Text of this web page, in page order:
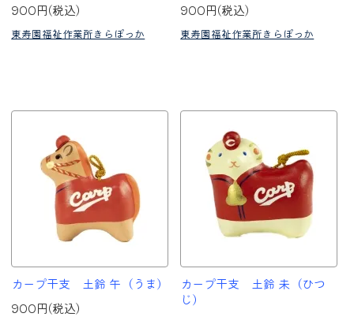
900円(税込)
東寿園福祉作業所きらぽっか
900円(税込)
東寿園福祉作業所きらぽっか
カープ干支 土鈴 午（うま）
900円(税込)
カープ干支 土鈴 未（ひつ
じ）